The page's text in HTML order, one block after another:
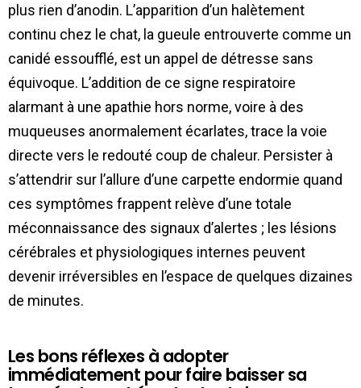
plus rien d’anodin. L’apparition d’un halètement
continu chez le chat, la gueule entrouverte comme un
canidé essoufflé, est un appel de détresse sans
équivoque. L’addition de ce signe respiratoire
alarmant à une apathie hors norme, voire à des
muqueuses anormalement écarlates, trace la voie
directe vers le redouté coup de chaleur. Persister à
s’attendrir sur l’allure d’une carpette endormie quand
ces symptômes frappent relève d’une totale
méconnaissance des signaux d’alertes ; les lésions
cérébrales et physiologiques internes peuvent
devenir irréversibles en l’espace de quelques dizaines
de minutes.
Les bons réflexes à adopter
immédiatement pour faire baisser sa